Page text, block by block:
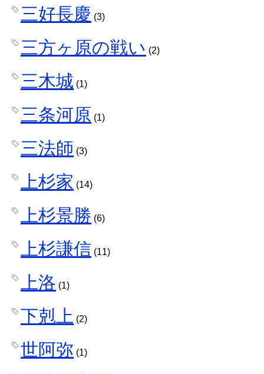
三好長慶 (3)
三方ヶ原の戦い (2)
三木城 (1)
三条河原 (1)
三法師 (3)
上杉家 (14)
上杉景勝 (6)
上杉謙信 (11)
上洛 (1)
下剋上 (2)
世阿弥 (1)